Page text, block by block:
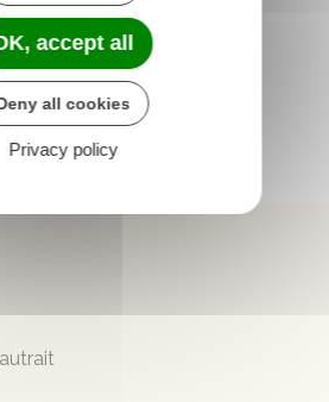
accept all
all cookies
Privacy policy